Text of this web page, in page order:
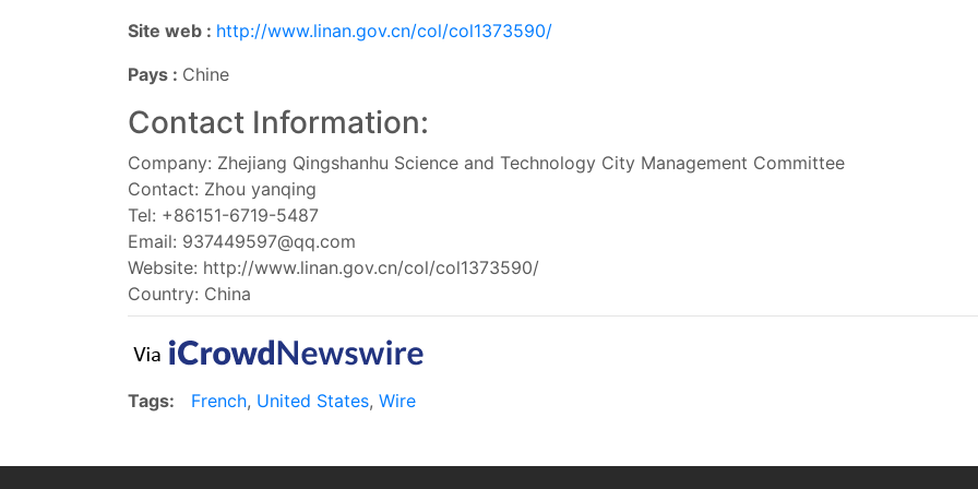
Site web : http://www.linan.gov.cn/col/col1373590/
Pays : Chine
Contact Information:
Company: Zhejiang Qingshanhu Science and Technology City Management Committee
Contact: Zhou yanqing
Tel: +86151-6719-5487
Email: 937449597@qq.com
Website: http://www.linan.gov.cn/col/col1373590/
Country: China
Tags:
French, United States, Wire